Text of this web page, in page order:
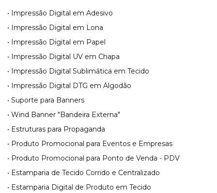
• Impressão Digital em Adesivo
• Impressão Digital em Lona
• Impressão Digital em Papel
• Impressão Digital UV em Chapa
• Impressão Digital Sublimática em Tecido
• Impressão Digital DTG em Algodão
• Suporte para Banners
• Wind Banner "Bandeira Externa"
• Estruturas para Propaganda
• Produto Promocional para Eventos e Empresas
• Produto Promocional para Ponto de Venda - PDV
• Estamparia de Tecido Corrido e Centralizado
• Estamparia Digital de Produto em Tecido